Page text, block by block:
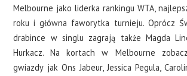
Melbourne jako liderka rankingu WTA,
roku i główna faworytka turnieju. Oprócz
drabince w singlu zagrają także Magda
Hurkacz. Na kortach w Melbourne
gwiazdy jak Ons Jabeur, Jessica Pegula,